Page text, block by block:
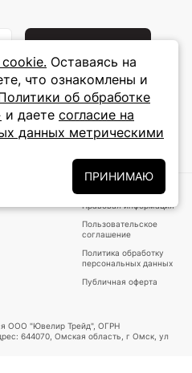
Оставаясь на
что ознакомлены и
об обработке
и даете согласие на
данных метрическими
ПРИНИМАЮ
с условиямиПолитики
и даёте своё согласие на их
Правовая информация
Пользовательское
соглашение
Политика обработку
персональных данных
Публичная оферта
ООО "Ювелир Трейд", ОГРН
644070, Омская область, г Омск, ул